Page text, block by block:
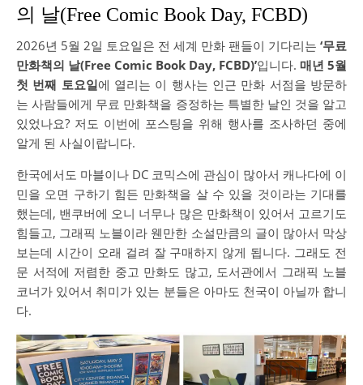
의 날(Free Comic Book Day, FCBD)
2026년 5월 2일 토요일은 전 세계 만화 팬들이 기다리는 ‘무료
만화책의 날(Free Comic Book Day, FCBD)’입니다. 매년 5월
첫 번째 토요일에 열리는 이 행사는 인근 만화 서점을 방문하
는 사람들에게 무료 만화책을 증정하는 특별한 날인 것을 알고
있었나요? 저도 이번에 포스팅을 위해 행사를 조사하던 중에
알게 된 사실이랍니다.
한국에서도 마블이나 DC 코믹스에 관심이 많아서 캐나다에 이
민을 오면 구하기 힘든 만화책을 살 수 있을 것이라는 기대를
했는데, 밴쿠버에 오니 너무나 많은 만화책이 있어서 고르기도
힘들고, 그래픽 노블이라 웬만한 소설만큼의 글이 많아서 막상
보는데 시간이 오래 걸려 잘 구매하지 않게 됩니다. 그래도 전
문 서적에 저렴한 중고 만화도 많고, 도서관에서 그래픽 노블
코너가 있어서 취미가 있는 분들은 아마도 천국이 아닐까 합니
다.